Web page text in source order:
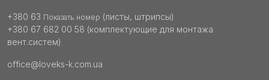
+380 63 Показать номер (листы, штрипсы)
+380 67 682 00 58 (комплектующие для монтажа
вент.систем)
office@loveks-k.com.ua